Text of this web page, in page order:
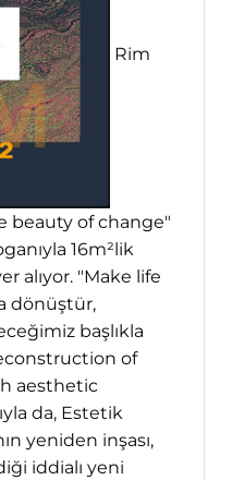
Rim
beauty of change"
16m²lik
alıyor. "Make life
dönüştür,
başlıkla
of
aesthetic
da, Estetik
yeniden inşası,
iddialı yeni